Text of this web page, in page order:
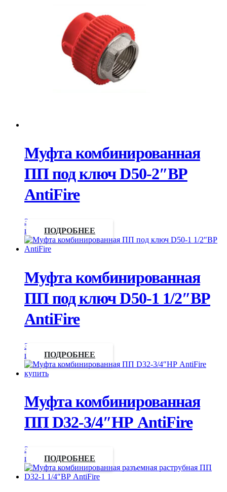
Муфта комбинированная
ПП под ключ D50-2″ВР
AntiFire
Запросить
цену
ПОДРОБНЕЕ
Муфта комбинированная
ПП под ключ D50-1 1/2″ВР
AntiFire
Запросить
цену
ПОДРОБНЕЕ
Муфта комбинированная
ПП D32-3/4″НР AntiFire
Запросить
цену
ПОДРОБНЕЕ